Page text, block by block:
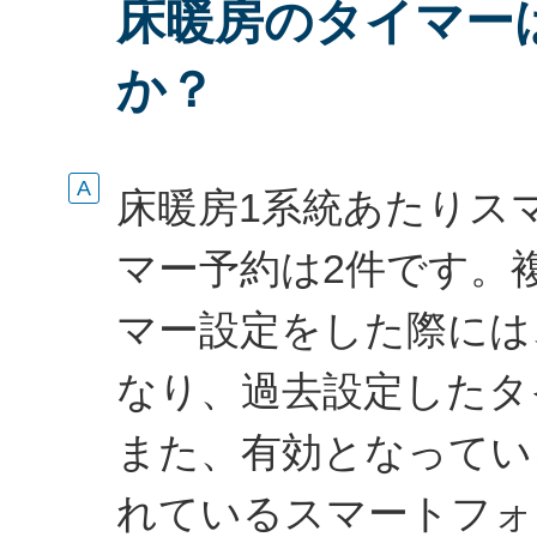
床暖房のタイマ
か？
床暖房1系統あたりス
マー予約は2件です。
マー設定をした際に
なり、過去設定した
また、有効となって
れているスマートフ